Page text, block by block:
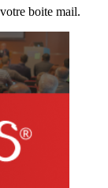
boite mail.